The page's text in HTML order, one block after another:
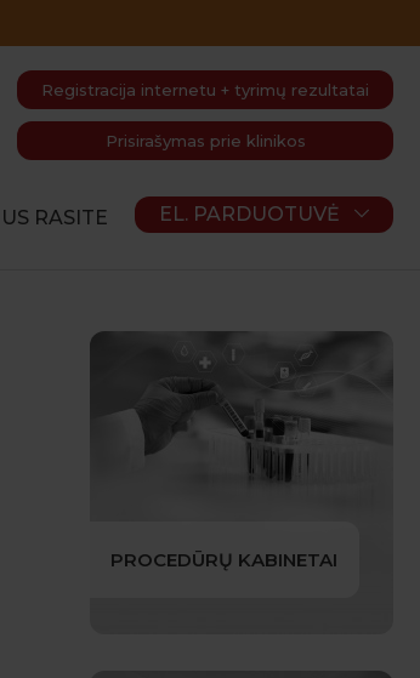
Registracija internetu + tyrimų rezultatai
Prisirašymas prie klinikos
RASITE EL. PARDUOTUVĖ
PROCEDŪRŲ KABINETAI